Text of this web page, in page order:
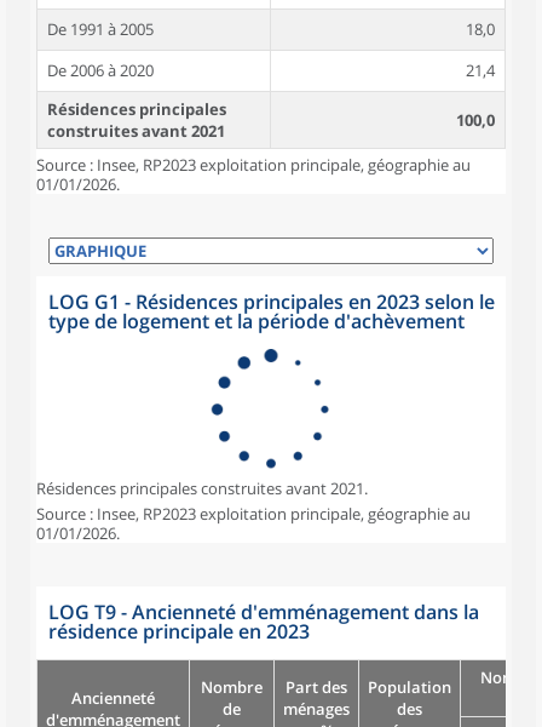
De 1991 à 2005
18,0
De 2006 à 2020
21,4
Résidences principales
construites avant 2021
100,0
Source : Insee, RP2023 exploitation principale, géographie au
01/01/2026.
LOG G1 - Résidences principales en 2023 selon le
type de logement et la période d'achèvement
Résidences principales construites avant 2021.
Source : Insee, RP2023 exploitation principale, géographie au
01/01/2026.
LOG T9 - Ancienneté d'emménagement dans la
résidence principale en 2023
Ancienneté
d'emménagement
Nombre
de
Part des
ménages
Population
des